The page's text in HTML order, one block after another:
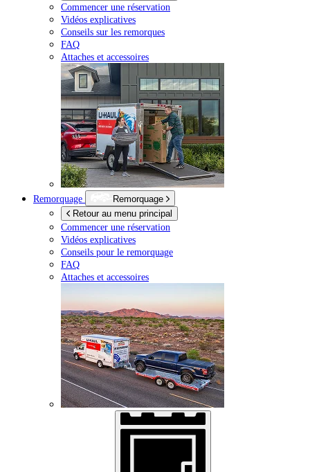
Commencer une réservation
Vidéos explicatives
Conseils sur les remorques
FAQ
Attaches et accessoires
Remorquage
Remorquage
Retour au menu principal
Commencer une réservation
Vidéos explicatives
Conseils pour le remorquage
FAQ
Attaches et accessoires